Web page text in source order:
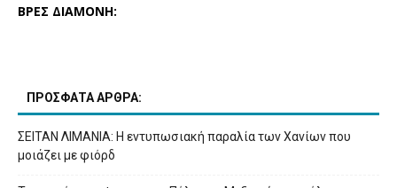
ΒΡΕΣ ΔΙΑΜΟΝΗ:
ΠΡΟΣΦΑΤΑ ΑΡΘΡΑ:
ΣΕΙΤΑΝ ΛΙΜΑΝΙΑ: Η εντυπωσιακή παραλία των Χανίων που
μοιάζει με φιόρδ